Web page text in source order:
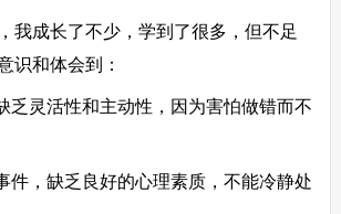
成长了不少，学到了很多，但不足
识和体会到：
灵活性和主动性，因为害怕做错而不
，缺乏良好的心理素质，不能冷静处